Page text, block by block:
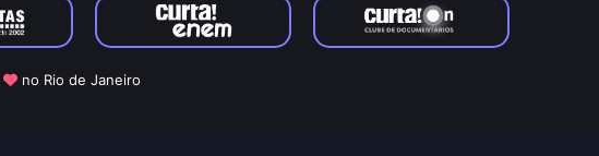
no Rio de Janeiro